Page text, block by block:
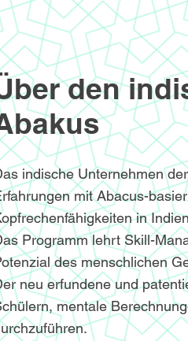
den
indische Unternehmen
mit Abacus-
in
Programm lehrt Skill-
des menschlichen
neu erfundene und
mentale